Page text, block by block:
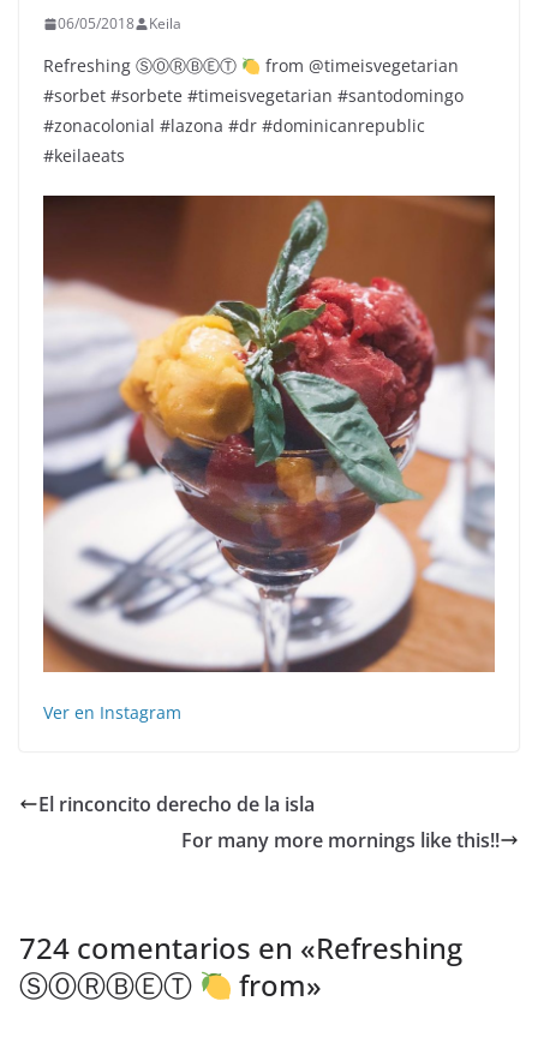
06/05/2018 Keila
Refreshing ⓈⓄⓇⒷⒺⓉ
from @timeisvegetarian
#sorbet #sorbete #timeisvegetarian #santodomingo
#zonacolonial #lazona #dr #dominicanrepublic
#keilaeats
Ver en Instagram
El rinconcito derecho de la isla
For many more mornings like this!!
724 comentarios en «Refreshing
ⓈⓄⓇⒷⒺⓉ
from»